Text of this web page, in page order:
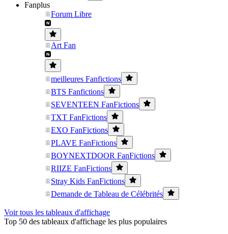
Fanplus
Forum Libre
Art Fan
meilleures Fanfictions
BTS Fanfictions
SEVENTEEN FanFictions
TXT FanFictions
EXO FanFictions
PLAVE FanFictions
BOYNEXTDOOR FanFictions
RIIZE FanFictions
Stray Kids FanFictions
Demande de Tableau de Célébrités
Voir tous les tableaux d'affichage
Top 50 des tableaux d'affichage les plus populaires